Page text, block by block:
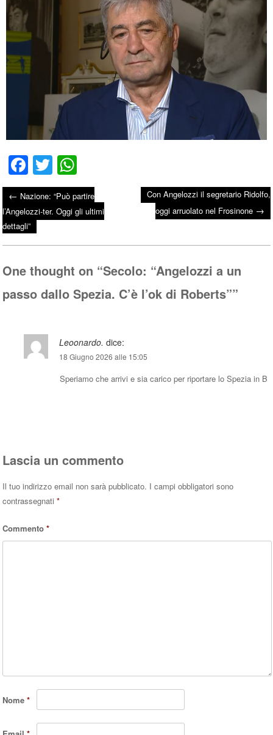
Fa
ce
bo
ok
T
wi
tte
r
ha
ts
A
pp
Post navigation
← Nazione: “Può partire
l’Angelozzi-ter. Oggi gli ultimi
dettagli”
Con Angelozzi il segretario Ridolfo,
oggi arruolato nel Frosinone →
One thought on “Secolo: “Angelozzi a un
passo dallo Spezia. C’è l’ok di Roberts””
Leoonardo. dice:
18 Giugno 2026 alle 15:05
Speriamo che arrivi e sia carico per riportare lo Spezia in B
Lascia un commento
Il tuo indirizzo email non sarà pubblicato. I campi obbligatori sono
contrassegnati*
Commento*
Nome*